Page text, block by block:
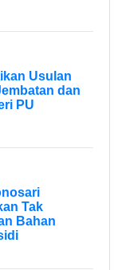
Usulan
dan
PU
Tak
Bahan